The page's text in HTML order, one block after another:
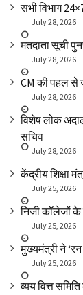
सभी विभाग
July 28, 2026
मतदाता सूची
July 28, 2026
CM की पहल से
July 28, 2026
विशेष लोक
सचिव
July 28, 2026
केंद्रीय शिक्षा
July 25, 2026
निजी कॉलेजों के
July 25, 2026
मुख्यमंत्री ने ‘रन
July 25, 2026
व्यय वित्त